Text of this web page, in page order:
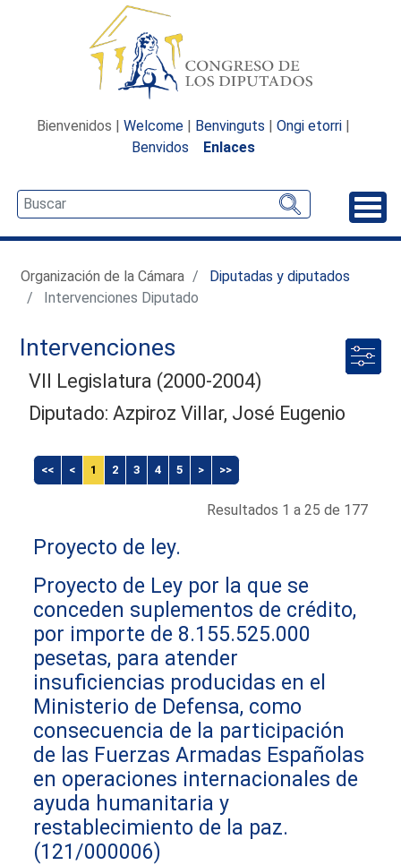
Bienvenidos | Welcome | Benvinguts | Ongi etorri |
Benvidos
Enlaces
Organización de la Cámara
Diputadas y diputados
Intervenciones Diputado
Intervenciones
VII Legislatura (2000-2004)
Diputado: Azpiroz Villar, José Eugenio
<< < 1 2 3 4 5 > >>
Resultados 1 a 25 de 177
Proyecto de ley.
Proyecto de Ley por la que se
conceden suplementos de crédito,
por importe de 8.155.525.000
pesetas, para atender
insuficiencias producidas en el
Ministerio de Defensa, como
consecuencia de la participación
de las Fuerzas Armadas Españolas
en operaciones internacionales de
ayuda humanitaria y
restablecimiento de la paz.
(121/000006)